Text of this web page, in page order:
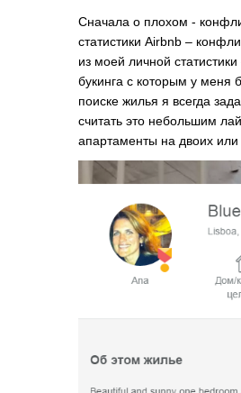
Сначала о плохом -
статистики Airbnb –
из моей личной
букинга с которым у меня
поиске жилья я всегда
считать это небольшим
апартаменты на двоих или